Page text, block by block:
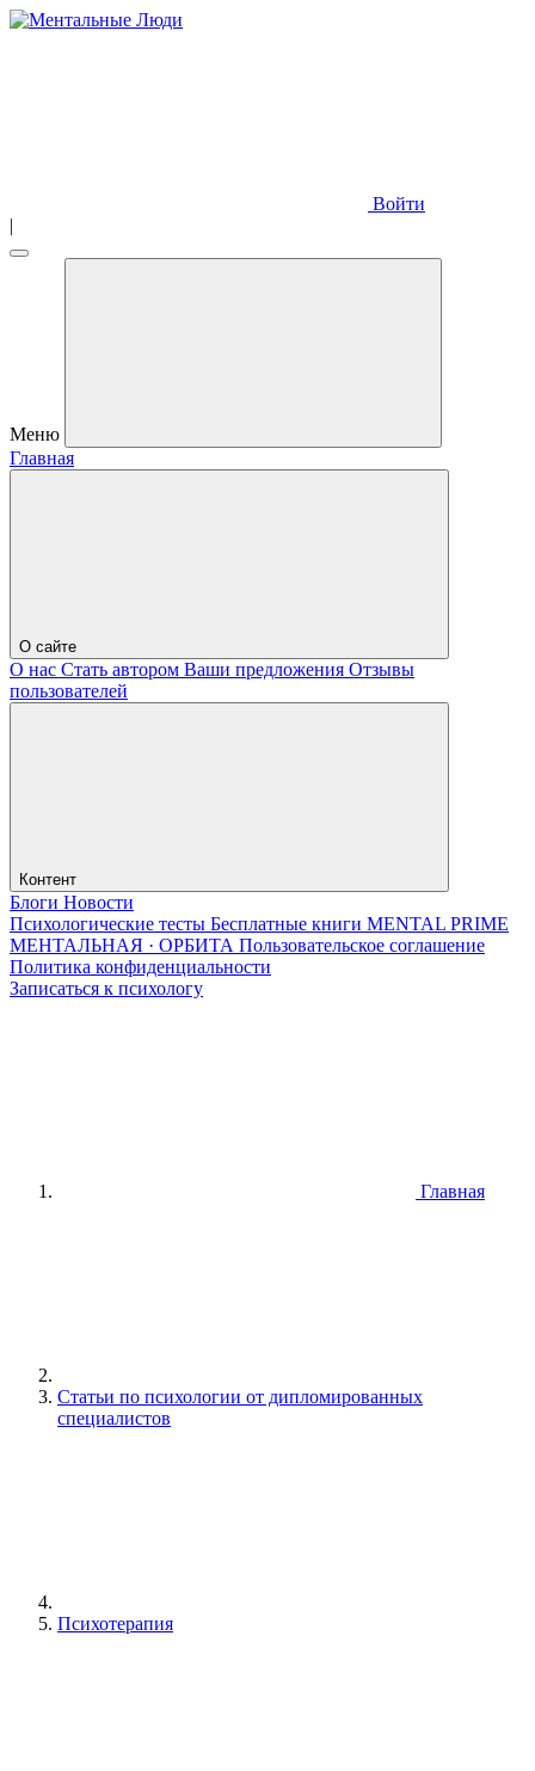
Войти
|
Меню
Главная
О сайте
О нас Стать автором Ваши предложения Отзывы
пользователей
Контент
Блоги Новости
Психологические тесты Бесплатные книги MENTAL PRIME
МЕНТАЛЬНАЯ · ОРБИТА Пользовательское соглашение
Политика конфиденциальности
Записаться к психологу
Главная
Статьи по психологии от дипломированных
специалистов
Психотерапия